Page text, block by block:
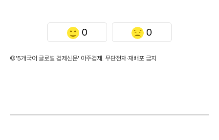
0 0
©'5개국어 글로벌 경제신문' 아주경제. 무단전재·재배포 금지